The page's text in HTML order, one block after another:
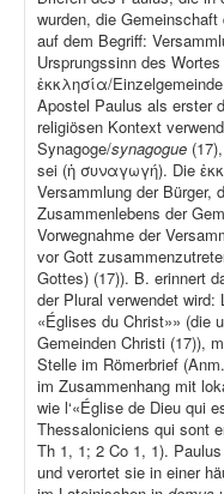
wurden, die
auf dem Begriff:
Ursprungssinn des Wortes
ἐκκλησία/
Apostel Paulus als erster
religiösen Kontext
Synagoge/synagogue
sei (ἡ συναγωγή). Die
Versammlung der Bürger,
Zusammenlebens der
Vorwegnahme der
vor Gott
Gottes) (17)). B. erinnert
der Plural verwendet wird:
«Églises du Christ»» (die
Gemeinden Christi (17)),
Stelle im Römerbrief
im Zusammenhang mit
wie l‘«Église de Dieu qui
Thessaloniciens qui sont
Th 1, 1; 2 Co 1, 1).
und verortet sie in einer